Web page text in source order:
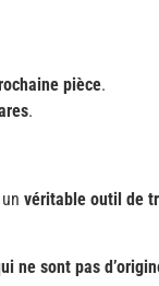
pièce.
.
véritable outil de
sont pas